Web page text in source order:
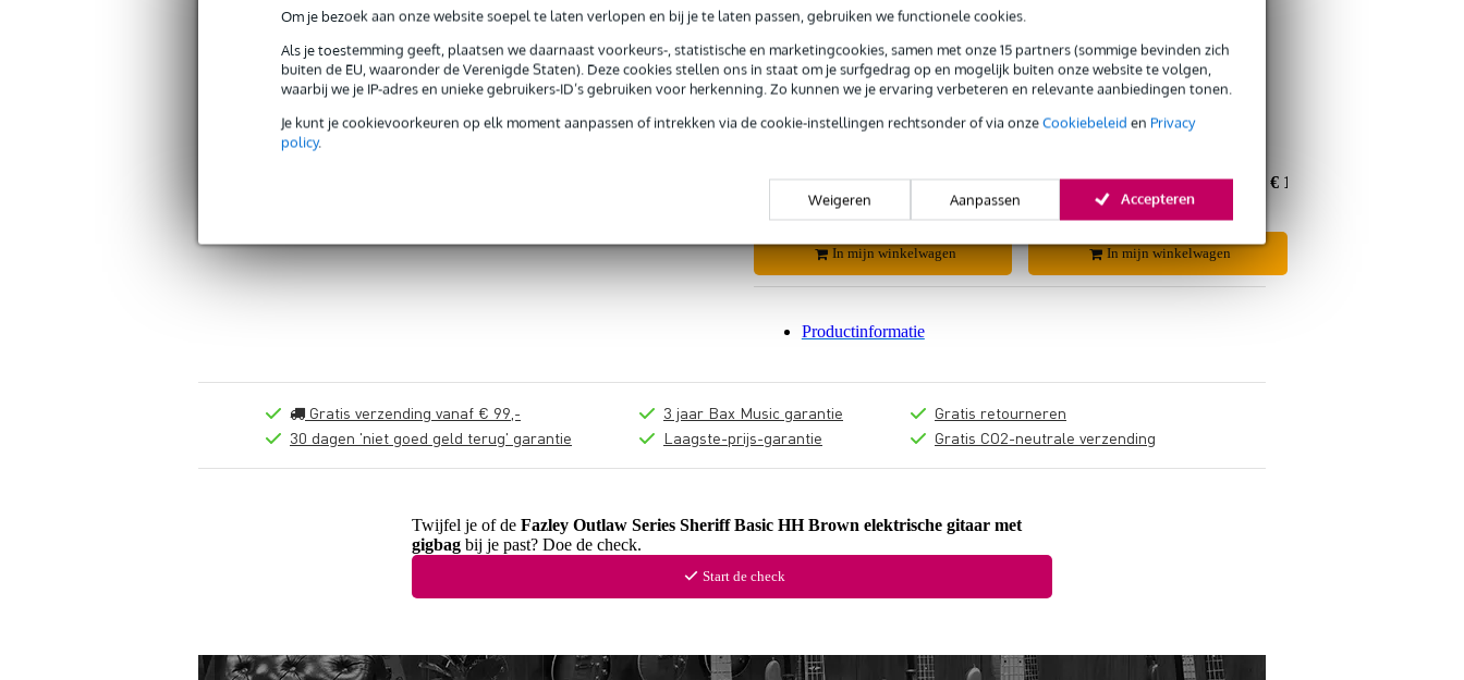
Om je bezoek aan onze website soepel te laten verlopen en bij je te laten passen, gebruiken we functionele cookies.
Als je toestemming geeft, plaatsen we daarnaast voorkeurs-, statistische en marketingcookies, samen met onze 15 partners (sommige bevinden zich
buiten de EU, waaronder de Verenigde Staten). Deze cookies stellen ons in staat om je surfgedrag op en mogelijk buiten onze website te volgen,
waarbij we je IP-adres en unieke gebruikers-ID’s gebruiken voor herkenning. Zo kunnen we je ervaring verbeteren en relevante aanbiedingen tonen.
Je kunt je cookievoorkeuren op elk moment aanpassen of intrekken via de cookie-instellingen rechtsonder of via onzeCookiebeleid en Privacy
policy.
Weigeren Aanpassen Accepteren
Basic HH Brown +
Voggenreiter Easy Scales
Guitar
Adviesprijs
€ 140,40
Nu als combinatie voor
In mijn winkelwagen
Voggenreiter Electric Guitar
Basics
Nu als combinatie voor € 139,15
In mijn winkelwagen
Productinformatie
Gratis verzending vanaf € 99,-
30 dagen 'niet goed geld terug' garantie
3 jaar Bax Music garantie
Laagste-prijs-garantie
Gratis retourneren
Gratis CO2-neutrale verzending
Twijfel je of de Fazley Outlaw Series Sheriff Basic HH Brown elektrische gitaar met
gigbag bij je past? Doe de check.
Start de check